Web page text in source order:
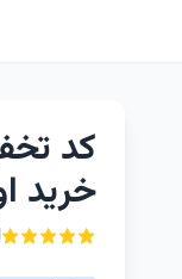
کد
خرید